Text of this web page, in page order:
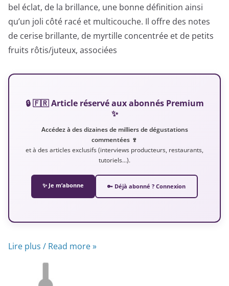
bel éclat, de la brillance, une bonne définition ainsi
qu’un joli côté racé et multicouche. Il offre des notes
de cerise brillante, de myrtille concentrée et de petits
fruits rôtis/juteux, associées
🔒 🇫🇷 Article réservé aux abonnés Premium
✨
Accédez à des dizaines de milliers de dégustations
commentées 🍷
et à des articles exclusifs (interviews producteurs, restaurants,
tutoriels…).
✨ Je m’abonne 🔑 Déjà abonné ? Connexion
Lire plus / Read more »